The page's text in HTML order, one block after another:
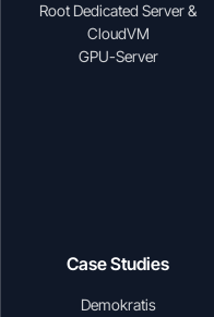
Root Dedicated Server &
CloudVM
GPU-Server
Case Studies
Demokratis